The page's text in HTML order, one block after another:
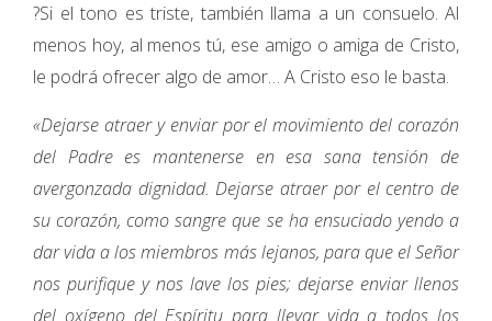
?Si el tono es triste, también llama a un consuelo. Al
menos hoy, al menos tú, ese amigo o amiga de Cristo,
le podrá ofrecer algo de amor… A Cristo eso le basta.
«Dejarse atraer y enviar por el movimiento del corazón
del Padre es mantenerse en esa sana tensión de
avergonzada dignidad. Dejarse atraer por el centro de
su corazón, como sangre que se ha ensuciado yendo a
dar vida a los miembros más lejanos, para que el Señor
nos purifique y nos lave los pies; dejarse enviar llenos
del oxígeno del Espíritu para llevar vida a todos los